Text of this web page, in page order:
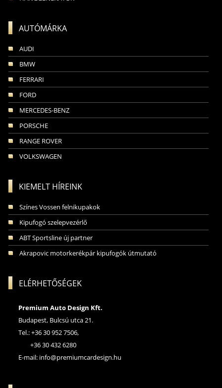
AUTÓMÁRKA
AUDI
BMW
FERRARI
FORD
MERCEDES-BENZ
PORSCHE
RANGE ROVER
VOLKSWAGEN
KIEMELT HÍREINK
Színes Vossen felnikupakok
Kipufogó szelepvezérlő
ABT Sportsline új partner
Akrapovic motorkerékpár kipufogók útmutató
ELÉRHETŐSÉGEK
Premium Auto Design Kft.
Budapest, Bulcsú utca 21.
Tel.: +36 30 952 7506,
+36 30 432 6280
E-mail: info@premiumcardesign.hu